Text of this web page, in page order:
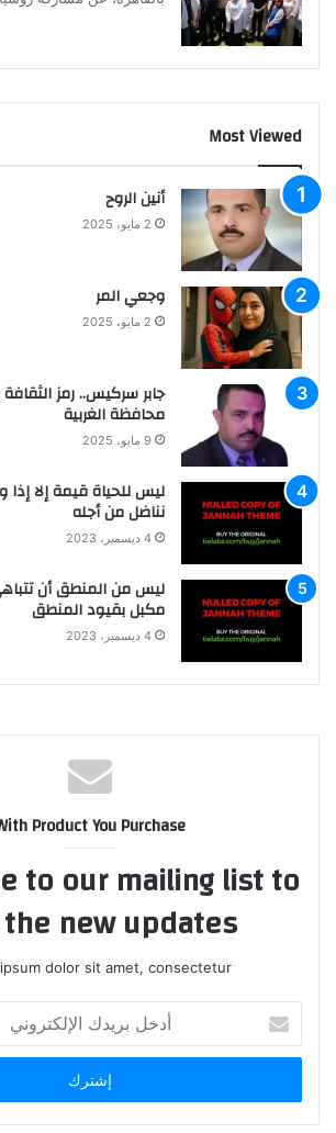
Most Viewed
أنين الروح
2 مايو، 2025
وجعي المر
2 مايو، 2025
جابر سركيس.. رمز
محافظة الغربية
9 مايو، 2025
ليس للحياة قيمة إلا إذا
نناضل من أجله
4 ديسمبر، 2023
ليس من المنطق أن
مكبل بقيود المنطق
4 ديسمبر، 2023
Product You Purchase
to our mailing list to
new updates!
dolor sit amet, consectetur.
بريدك
الإلكتروني